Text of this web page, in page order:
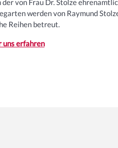
von Frau Dr. Stolze
werden von Raymund
Reihen betreut.
uns erfahren